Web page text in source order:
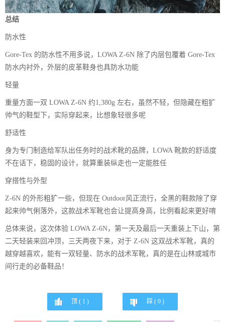
总结
防水性
Gore-Tex 的防水性不用多说，LOWA Z-6N 除了内层包覆着 Gore-Tex
防水内衬外，外层的皮革鞋身也具防水功能
轻量
重量方面一双 LOWA Z-6N 约1,380g 左右，虽然不轻，但隐藏在粗犷
帅气的鞋型下，实际穿起来，比想象轻很多呢
舒适性
身为专门制造给军队出任务时的战术靴的品牌，LOWA 靴款的舒适度
不在话下，稳固的设计，就算重装纵走也一定能胜任
穿搭性与外型
Z-6N 的外形粗犷一些，但现在 Outdoor风正流行，全黑的鞋款除了穿
起来帅气俐落外，这款战术军靴也会让提高身高，比例看起来更好唷
总体来说，这次体验 LOWA Z-6N，第一天及最后一天重装上下山，第
二天轻装来回冲顶，三天两夜下来，对于 Z-6N 这双战术军靴，真的
越穿越喜欢，能有一双轻量、防水的战术军靴，真的是在山林或城市
间行走的必备鞋品！
顶 ( 1 ) 踩 ( 0)